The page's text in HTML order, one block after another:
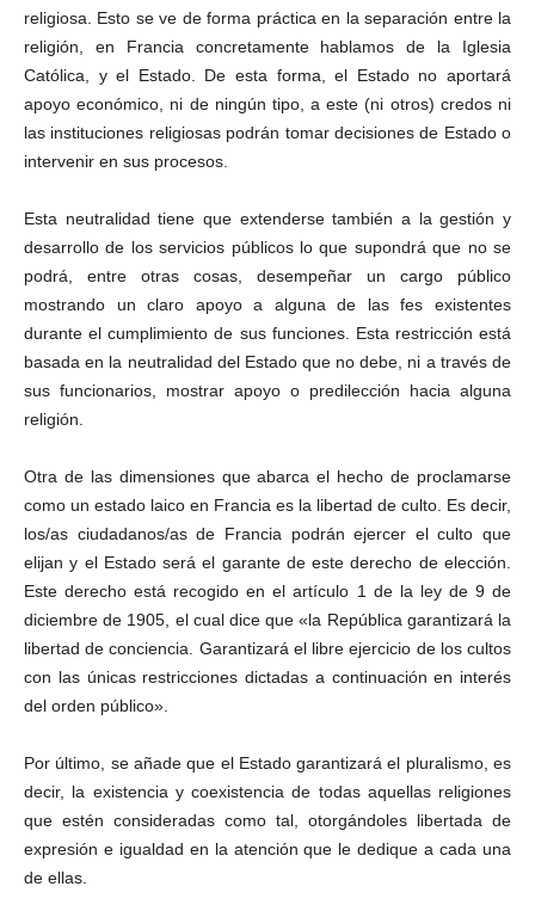
religiosa. Esto se ve de forma práctica en la separación entre la
religión, en Francia concretamente hablamos de la Iglesia
Católica, y el Estado. De esta forma, el Estado no aportará
apoyo económico, ni de ningún tipo, a este (ni otros) credos ni
las instituciones religiosas podrán tomar decisiones de Estado o
intervenir en sus procesos.
Esta neutralidad tiene que extenderse también a la gestión y
desarrollo de los servicios públicos lo que supondrá que no se
podrá, entre otras cosas, desempeñar un cargo público
mostrando un claro apoyo a alguna de las fes existentes
durante el cumplimiento de sus funciones. Esta restricción está
basada en la neutralidad del Estado que no debe, ni a través de
sus funcionarios, mostrar apoyo o predilección hacia alguna
religión.
Otra de las dimensiones que abarca el hecho de proclamarse
como un estado laico en Francia es la libertad de culto. Es decir,
los/as ciudadanos/as de Francia podrán ejercer el culto que
elijan y el Estado será el garante de este derecho de elección.
Este derecho está recogido en el artículo 1 de la ley de 9 de
diciembre de 1905, el cual dice que «la República garantizará la
libertad de conciencia. Garantizará el libre ejercicio de los cultos
con las únicas restricciones dictadas a continuación en interés
del orden público».
Por último, se añade que el Estado garantizará el pluralismo, es
decir, la existencia y coexistencia de todas aquellas religiones
que estén consideradas como tal, otorgándoles libertada de
expresión e igualdad en la atención que le dedique a cada una
de ellas.